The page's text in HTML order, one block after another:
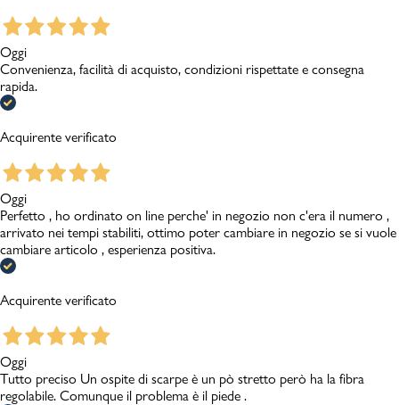
Oggi
Convenienza, facilità di acquisto, condizioni rispettate e consegna
rapida.
Acquirente verificato
Oggi
Perfetto , ho ordinato on line perche' in negozio non c'era il numero ,
arrivato nei tempi stabiliti, ottimo poter cambiare in negozio se si vuole
cambiare articolo , esperienza positiva.
Acquirente verificato
Oggi
Tutto preciso Un ospite di scarpe è un pò stretto però ha la fibra
regolabile. Comunque il problema è il piede .